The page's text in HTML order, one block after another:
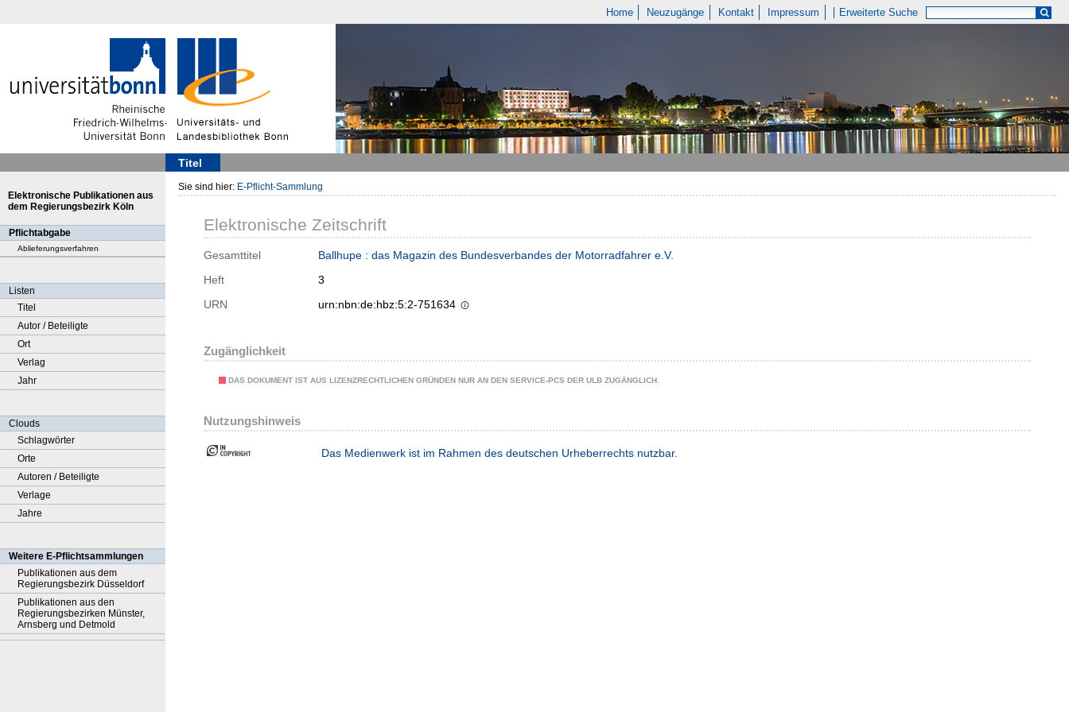
Home Neuzugänge Kontakt Impressum Erweiterte Suche
Titel
Elektronische Publikationen aus
dem Regierungsbezirk Köln
Pflichtabgabe
Ablieferungsverfahren
Listen
Titel
Autor / Beteiligte
Ort
Verlag
Jahr
Clouds
Schlagwörter
Orte
Autoren / Beteiligte
Verlage
Jahre
Weitere E-Pflichtsammlungen
Publikationen aus dem
Regierungsbezirk Düsseldorf
Publikationen aus den
Regierungsbezirken Münster,
Arnsberg und Detmold
Sie sind hier: E-Pflicht-Sammlung
Elektronische Zeitschrift
Gesamttitel
Ballhupe : das Magazin des Bundesverbandes der Motorradfahrer e.V.
Heft
3
URN
urn:nbn:de:hbz:5:2-751634
Zugänglichkeit
DAS DOKUMENT IST AUS LIZENZRECHTLICHEN GRÜNDEN NUR AN DEN SERVICE-PCS DER ULB ZUGÄNGLICH.
Nutzungshinweis
Das Medienwerk ist im Rahmen des deutschen Urheberrechts nutzbar.